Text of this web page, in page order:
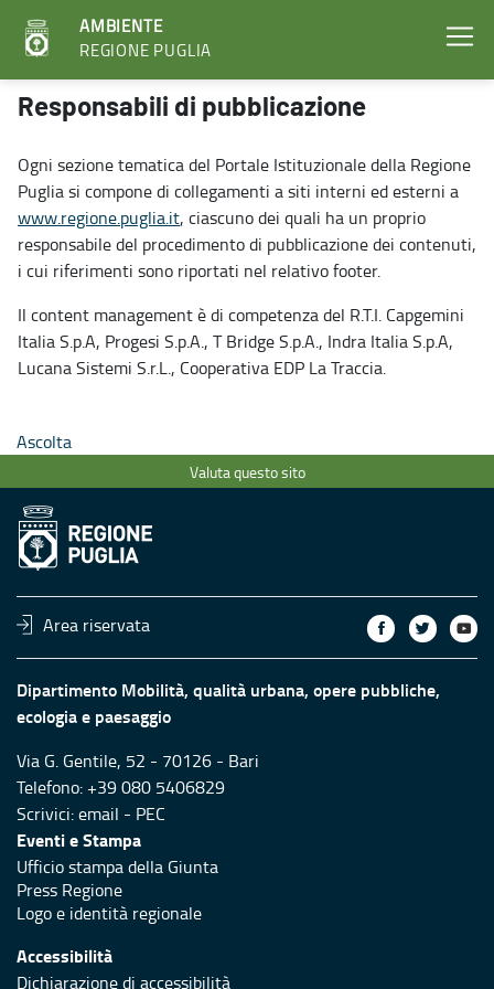
AMBIENTE
REGIONE PUGLIA
Responsabili di pubblicazione - Ambiente
Responsabili di pubblicazione
Ogni sezione tematica del Portale Istituzionale della Regione
Puglia si compone di collegamenti a siti interni ed esterni a
www.regione.puglia.it, ciascuno dei quali ha un proprio
responsabile del procedimento di pubblicazione dei contenuti,
i cui riferimenti sono riportati nel relativo footer.
Il content management è di competenza del R.T.I. Capgemini
Italia S.p.A, Progesi S.p.A., T Bridge S.p.A., Indra Italia S.p.A,
Lucana Sistemi S.r.L., Cooperativa EDP La Traccia.
Ascolta
Valuta questo sito
Area riservata
Dipartimento Mobilità, qualità urbana, opere pubbliche,
ecologia e paesaggio
Via G. Gentile, 52 - 70126 - Bari
Telefono: +39 080 5406829
Scrivici:email - PEC
Eventi e Stampa
Ufficio stampa della Giunta
Press Regione
Logo e identità regionale
Accessibilità
Dichiarazione di accessibilità